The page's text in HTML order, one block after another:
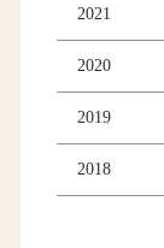
2021
2020
2019
2018